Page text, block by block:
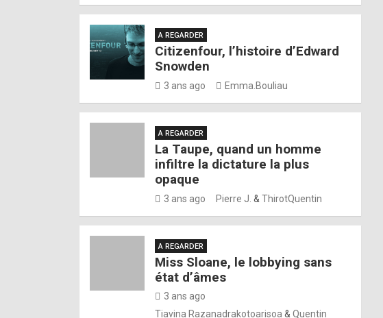
A REGARDER
Citizenfour, l’histoire d’Edward
Snowden
3 ans ago Emma.Bouliau
A REGARDER
La Taupe, quand un homme
infiltre la dictature la plus
opaque
3 ans ago Pierre J. &ThirotQuentin
A REGARDER
Miss Sloane, le lobbying sans
état d’âmes
3 ans ago
Tiavina Razanadrakotoarisoa &Quentin